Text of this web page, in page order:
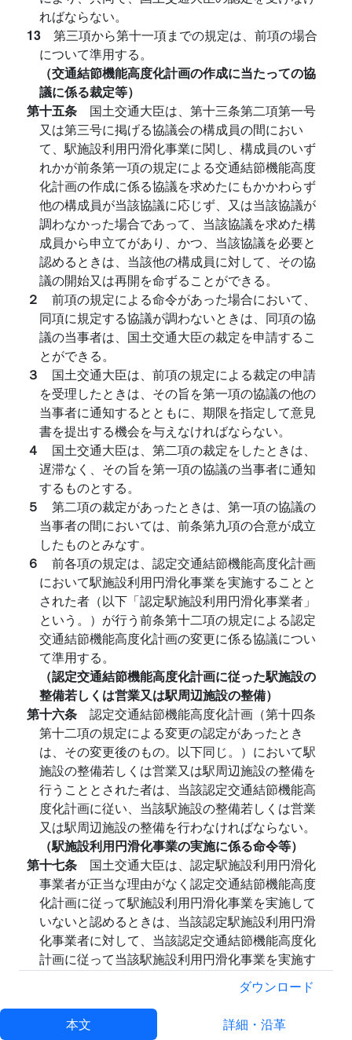
ればならない。
13 第三項から第十一項までの規定は、前項の場合
について準用する。
（交通結節機能高度化計画の作成に当たっての協
議に係る裁定等）
第十五条 国土交通大臣は、第十三条第二項第一号
又は第三号に掲げる協議会の構成員の間におい
て、駅施設利用円滑化事業に関し、構成員のいず
れかが前条第一項の規定による交通結節機能高度
化計画の作成に係る協議を求めたにもかかわらず
他の構成員が当該協議に応じず、又は当該協議が
調わなかった場合であって、当該協議を求めた構
成員から申立てがあり、かつ、当該協議を必要と
認めるときは、当該他の構成員に対して、その協
議の開始又は再開を命ずることができる。
２ 前項の規定による命令があった場合において、
同項に規定する協議が調わないときは、同項の協
議の当事者は、国土交通大臣の裁定を申請するこ
とができる。
３ 国土交通大臣は、前項の規定による裁定の申請
を受理したときは、その旨を第一項の協議の他の
当事者に通知するとともに、期限を指定して意見
書を提出する機会を与えなければならない。
４ 国土交通大臣は、第二項の裁定をしたときは、
遅滞なく、その旨を第一項の協議の当事者に通知
するものとする。
５ 第二項の裁定があったときは、第一項の協議の
当事者の間においては、前条第九項の合意が成立
したものとみなす。
６ 前各項の規定は、認定交通結節機能高度化計画
において駅施設利用円滑化事業を実施することと
された者（以下「認定駅施設利用円滑化事業者」
という。）が行う前条第十二項の規定による認定
交通結節機能高度化計画の変更に係る協議につい
て準用する。
（認定交通結節機能高度化計画に従った駅施設の
整備若しくは営業又は駅周辺施設の整備）
第十六条 認定交通結節機能高度化計画（第十四条
第十二項の規定による変更の認定があったとき
は、その変更後のもの。以下同じ。）において駅
施設の整備若しくは営業又は駅周辺施設の整備を
行うこととされた者は、当該認定交通結節機能高
度化計画に従い、当該駅施設の整備若しくは営業
又は駅周辺施設の整備を行わなければならない。
（駅施設利用円滑化事業の実施に係る命令等）
第十七条 国土交通大臣は、認定駅施設利用円滑化
事業者が正当な理由がなく認定交通結節機能高度
化計画に従って駅施設利用円滑化事業を実施して
いないと認めるときは、当該認定駅施設利用円滑
化事業者に対して、当該認定交通結節機能高度化
計画に従って当該駅施設利用円滑化事業を実施す
国土交通大臣は、前項の規定による勧告を受け
た認定駅施設利用円滑化事業者がその勧告に従わ
なかったときは、その旨を公表することができ
ダウンロード
本文 詳細・沿革